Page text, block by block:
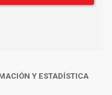
Y ESTADÍSTICA